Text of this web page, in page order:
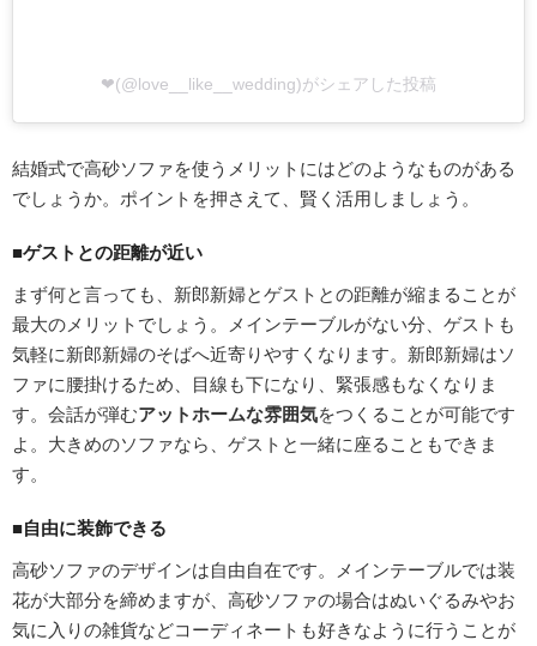
❤︎(@love__like__wedding)がシェアした投稿
結婚式で高砂ソファを使うメリットにはどのようなものがある
でしょうか。ポイントを押さえて、賢く活用しましょう。
■ゲストとの距離が近い
まず何と言っても、新郎新婦とゲストとの距離が縮まることが
最大のメリットでしょう。メインテーブルがない分、ゲストも
気軽に新郎新婦のそばへ近寄りやすくなります。新郎新婦はソ
ファに腰掛けるため、目線も下になり、緊張感もなくなりま
す。会話が弾むアットホームな雰囲気をつくることが可能です
よ。大きめのソファなら、ゲストと一緒に座ることもできま
す。
■自由に装飾できる
高砂ソファのデザインは自由自在です。メインテーブルでは装
花が大部分を締めますが、高砂ソファの場合はぬいぐるみやお
気に入りの雑貨などコーディネートも好きなように行うことが